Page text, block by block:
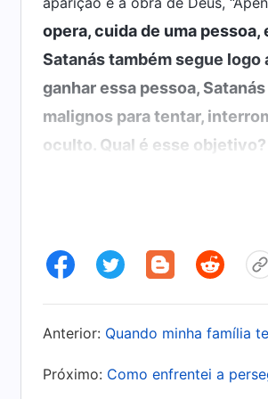
opera, cuida de uma
Satanás também segue logo
ganhar essa pessoa,
malignos para tentar,
oculto. Qual é esse
tive algum entendimento dos
para me impedir e perturbar.
coisas antes de cada reunião
Anterior: Quando minha família
Próximo: Como enfrentei a